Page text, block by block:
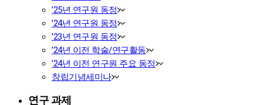
’25년 연구원 동정
’24년 연구원 동정
’23년 연구원 동정
’24년 이전 학술/연구활동
’24년 이전 연구원 주요 동정
창립기념세미나
연구 과제